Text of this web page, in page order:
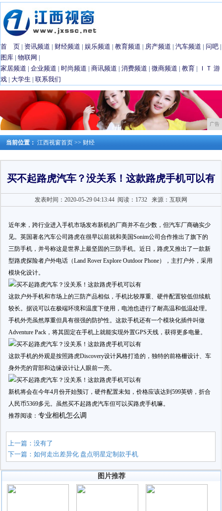
首 页 | 资讯频道 | 财经频道 | 娱乐频道 | 教育频道 | 房产频道 | 汽车频道 | 问吧 |
图库 | 物联网 |
家居频道 | 企业频道 | 时尚频道 | 商讯频道 | 消费频道 | 微商频道 | 教育 | ＩＴ 游
戏 | 大学生 | 联系我们
广告
当前位置： 江西视窗首页 >> 财经
买不起路虎汽车？没关系！这款路虎手机可以有
发表时间：2020-05-29 04:13:44 阅读：1732来源：互联网
近年来，跨行业进入手机市场发布新机的厂商并不在少数，但汽车厂商确实少
见。英国著名汽车公司路虎在很早以前就和美国Sonim公司合作推出了旗下的
三防手机，并号称这是世界上最坚固的三防手机。近日，路虎又推出了一款新
型路虎探险者户外电话（Land Rover Explore Outdoor Phone），主打户外，采用
模块化设计。
这款户外手机和市场上的三防产品相似，手机比较厚重、硬件配置较低但续航
较长。据说可以在极端环境和温度下使用，电池也进行了耐高温和低温处理。
手机外壳虽然厚重但具有很强的防护性。这款手机还有一个模块化插件叫做
Adventure Pack，将其固定在手机上就能实现外置GPS天线，获得更多电量。
这款手机的外观是按照路虎Discovery设计风格打造的，独特的前格栅设计、车
身外壳的背部和边缘设计让人眼前一亮。
新机将会在今年4月份开始预订，硬件配置未知，价格应该达到599英镑，折合
人民币5369多元。虽然买不起路虎汽车但可以买路虎手机嘛。
推荐阅读： 专业相机怎么调
上一篇：没有了
下一篇：如何走出差异化 盘点明星定制款手机
图片推荐